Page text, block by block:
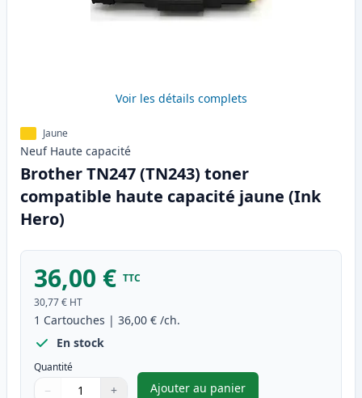
Voir les détails complets
Jaune
Neuf Haute capacité
Brother TN247 (TN243) toner
compatible haute capacité jaune (Ink
Hero)
36,00 € TTC
30,77 € HT
1 Cartouches | 36,00 € /ch.
En stock
Quantité
− + Ajouter au panier